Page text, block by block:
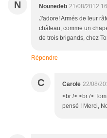
N Nounedeb 21/08/2012
J'adore! Armés de leur
château, comme un
de trois brigands, chez
Répondre
C Carole 22/08/
<br /> <br />
pensé ! Merci,